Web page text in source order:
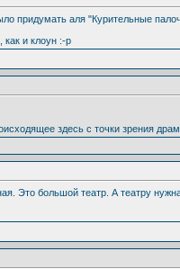
придумать аля "Курительные
как и клоун :-р
здесь с точки зрения
Это большой театр. А театру